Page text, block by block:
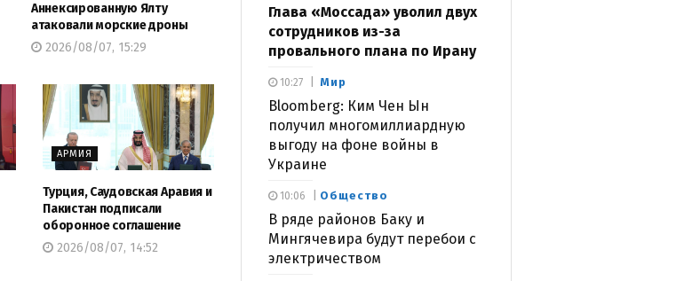
Аннексированную Ялту
атаковали морские дроны
2026/08/07, 15:29
АРМИЯ
Турция, Саудовская Аравия и
Пакистан подписали
оборонное соглашение
2026/08/07, 14:52
Глава «Моссада» уволил двух
сотрудников из-за
провального плана по Ирану
Мир
Bloomberg: Ким Чен Ын
получил многомиллиардную
выгоду на фоне войны в
Украине
10:27
Общество
В ряде районов Баку и
Мингячевира будут перебои с
электричеством
10:06